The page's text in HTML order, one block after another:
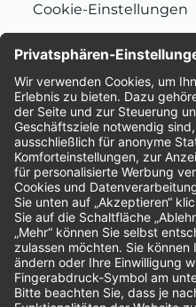
Cookie-Einstellungen
Bewertungen